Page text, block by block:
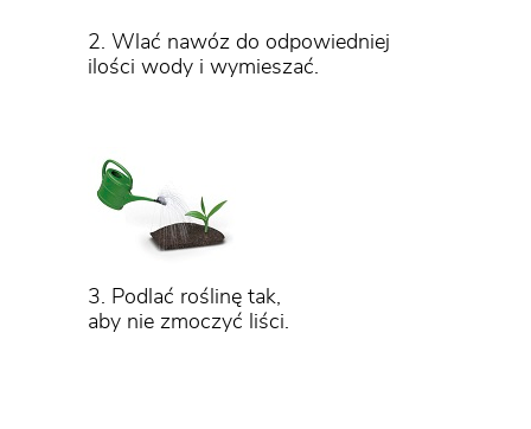
2. Wlać nawóz do odpowiedniej
ilości wody i wymieszać.
3. Podlać roślinę tak,
aby nie zmoczyć liści.